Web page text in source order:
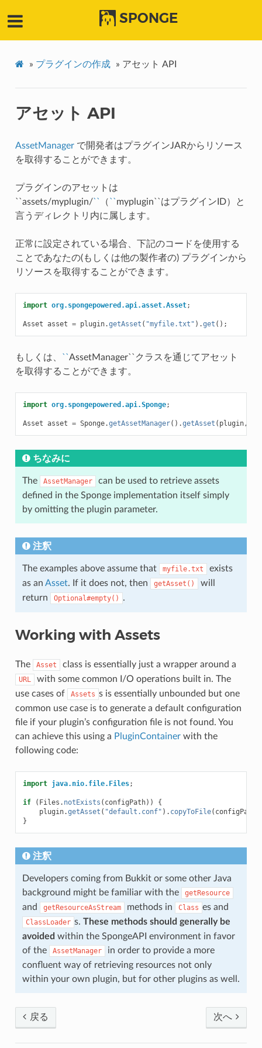
SPONGE
» プラグインの作成 » アセット API
アセット API
AssetManagerで開発者はプラグインJARからリソース
を取得することができます。
プラグインのアセットは
``assets/myplugin/`` （ ``myplugin``はプラグインID）と
言うディレクトリ内に属します。
正常に設定されている場合、下記のコードを使用する
ことであなたの(もしくは他の製作者の) プラグインから
リソースを取得することができます。
import org.spongepowered.api.asset.Asset;
Asset asset = plugin.getAsset ( "myfile.txt" ).get ();
もしくは、 ``AssetManager``クラスを通じてアセット
を取得することができます。
import org.spongepowered.api.Sponge;
Asset asset = Sponge.getAssetManager().getAsset ( plugin,
ちなみに
The AssetManager
can be used to retrieve assets
defined in the Sponge implementation itself simply
by omitting the plugin parameter.
注釈
The examples above assume that myfile.txt
exists
as an Asset. If it does not, then getAsset()
will
return
Optional#empty() .
Working with Assets
The Asset class is essentially just a wrapper around a
URL
with some common I/O operations built in. The
use cases of
Assets s is essentially unbounded but one
common use case is to generate a default configuration
file if your plugin’s configuration file is not found. You
can achieve this using a PluginContainerwith the
following code:
import java.nio.file.Files;
if ( Files . notExists ( configPath))
{
plugin.getAsset ( "default.conf" ). copyToFile( configPath
}
注釈
Developers coming from Bukkit or some other Java
background might be familiar with the
getResource
and getResourceAsStream methods in Class es and
ClassLoader s. These methods should generally be
avoided within the SpongeAPI environment in favor
of the
AssetManager
in order to provide a more
confluent way of retrieving resources not only
within your own plugin, but for other plugins as well.
次へ
戻る